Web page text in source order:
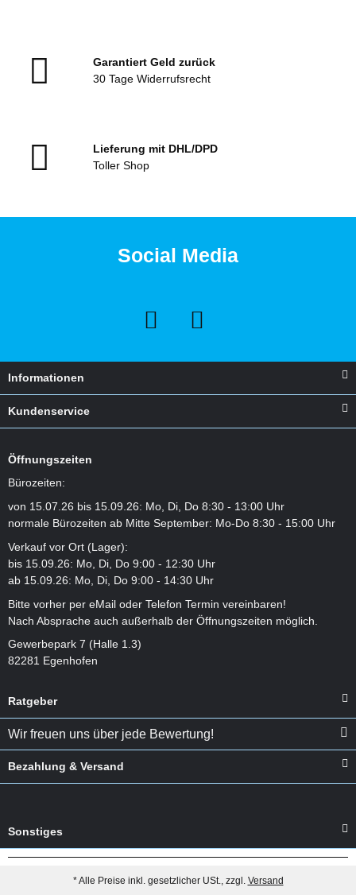
Garantiert Geld zurück
30 Tage Widerrufsrecht
Lieferung mit DHL/DPD
Toller Shop
Social Media
Informationen
Kundenservice
Öffnungszeiten
Bürozeiten:
von 15.07.26 bis 15.09.26: Mo, Di, Do 8:30 - 13:00 Uhr
normale Bürozeiten ab Mitte September: Mo-Do 8:30 - 15:00 Uhr
Verkauf vor Ort (Lager):
bis 15.09.26: Mo, Di, Do 9:00 - 12:30 Uhr
ab 15.09.26: Mo, Di, Do 9:00 - 14:30 Uhr
Bitte vorher per eMail oder Telefon Termin vereinbaren!
Nach Absprache auch außerhalb der Öffnungszeiten möglich.
Gewerbepark 7 (Halle 1.3)
82281 Egenhofen
Ratgeber
Wir freuen uns über jede Bewertung!
Bezahlung & Versand
Sonstiges
* Alle Preise inkl. gesetzlicher USt., zzgl. Versand